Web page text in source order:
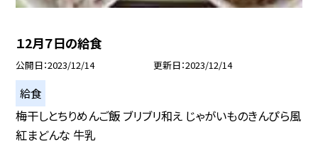
１2月７日の給食
公開日 2023/12/14 更新日 2023/12/14
給食
梅干しとちりめんご飯 ブリブリ和え じゃがいものきんぴら風
紅まどんな 牛乳